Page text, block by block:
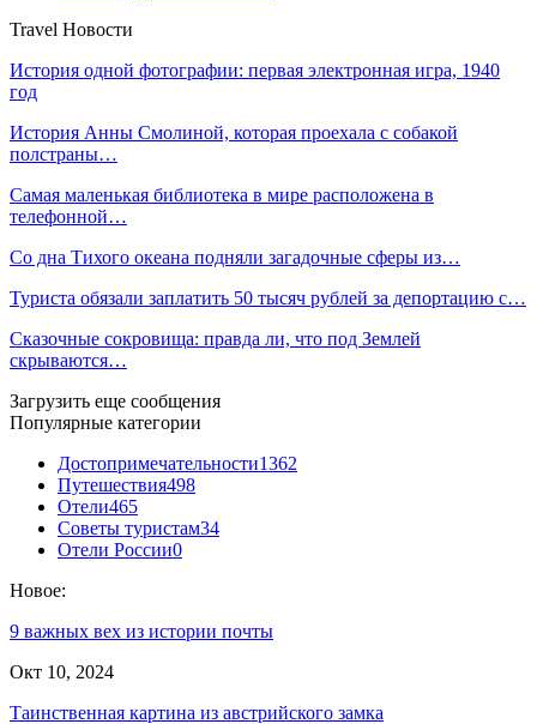
Travel Новости
История одной фотографии: первая электронная игра, 1940
год
История Анны Смолиной, которая проехала с собакой
полстраны…
Самая маленькая библиотека в мире расположена в
телефонной…
Со дна Тихого океана подняли загадочные сферы из…
Туриста обязали заплатить 50 тысяч рублей за депортацию с…
Сказочные сокровища: правда ли, что под Землей
скрываются…
Загрузить еще сообщения
Популярные категории
Достопримечательности1362
Путешествия498
Отели465
Советы туристам34
Отели России0
Новое:
9 важных вех из истории почты
Окт 10, 2024
Таинственная картина из австрийского замка